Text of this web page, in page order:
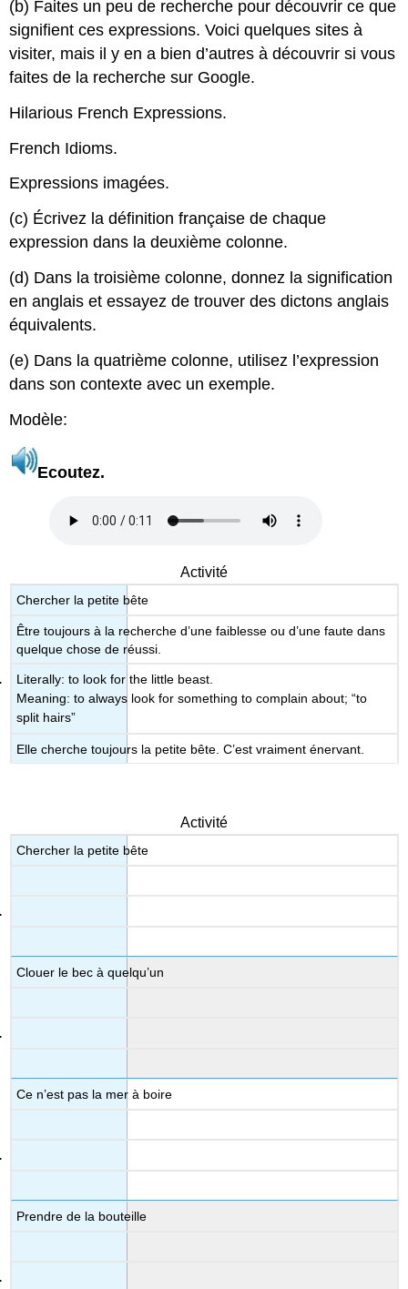
(b) Faites un peu de recherche pour découvrir ce que
signifient ces expressions. Voici quelques sites à
visiter, mais il y en a bien d’autres à découvrir si vous
faites de la recherche sur Google.
Hilarious French Expressions.
French Idioms.
Expressions imagées.
(c) Écrivez la définition française de chaque
expression dans la deuxième colonne.
(d) Dans la troisième colonne, donnez la signification
en anglais et essayez de trouver des dictons anglais
équivalents.
(e) Dans la quatrième colonne, utilisez l’expression
dans son contexte avec un exemple.
Modèle:
Ecoutez.
Activité
Chercher la petite bête
Être toujours à la recherche d’une faiblesse ou d’une faute dans
quelque chose de réussi.
Literally: to look for the little beast.
Meaning: to always look for something to complain about; “to
split hairs”
Elle cherche toujours la petite bête. C’est vraiment énervant.
Activité
Chercher la petite bête
Clouer le bec à quelqu’un
Ce n’est pas la mer à boire
Prendre de la bouteille